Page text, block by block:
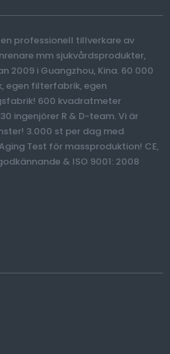
professionell tillverkare av
mm sjukvårdsprodukter,
2009 i Guangzhou, Kina. 60 000
egen filterfabrik, egen
600 kvadratmeter
ingenjörer R & D-team. Vi är
3.000 st per dag med
Test för massproduktion! CE,
& ISO 9001: 2008